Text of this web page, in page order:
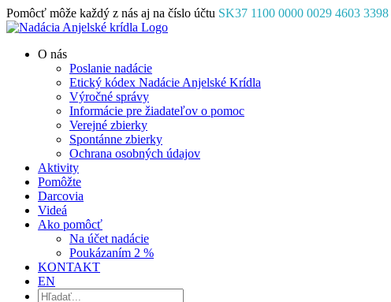
Skip
to
Pomôcť môže každý z nás aj na číslo účtu SK37 1100 0000 0029 4603 3398
Facebook
Instagram
YouTube
O nás
Poslanie nadácie
Etický kódex Nadácie Anjelské Krídla
Výročné správy
Informácie pre žiadateľov o pomoc
Verejné zbierky
Spontánne zbierky
Ochrana osobných údajov
Aktivity
Pomôžte
Darcovia
Videá
Ako pomôcť
Na účet nadácie
Poukázaním 2 %
KONTAKT
EN
Hľadať: